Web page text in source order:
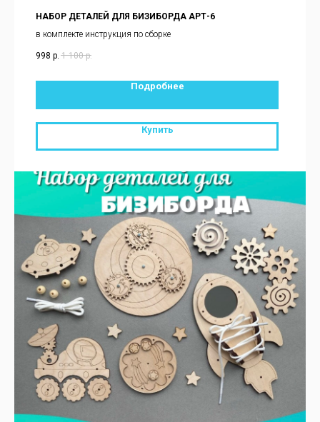
НАБОР ДЕТАЛЕЙ ДЛЯ БИЗИБОРДА АРТ-6
в комплекте инструкция по сборке
998 р. 1 100 р.
Подробнее
Купить